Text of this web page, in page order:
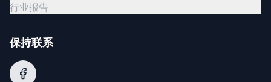
行业报告
保持联系